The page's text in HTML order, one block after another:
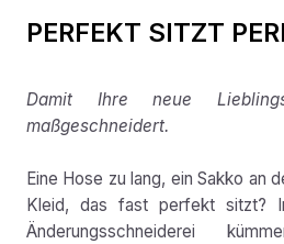
PERFEKT SITZT
Damit Ihre neue
maßgeschneidert.
Eine Hose zu lang, ein Sakko an
Kleid, das fast perfekt sitzt?
Änderungsschneiderei